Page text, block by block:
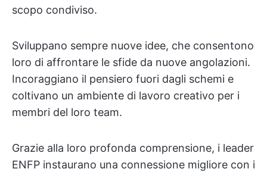
scopo condiviso.
Sviluppano sempre nuove idee, che consentono
loro di affrontare le sfide da nuove angolazioni.
Incoraggiano il pensiero fuori dagli schemi e
coltivano un ambiente di lavoro creativo per i
membri del loro team.
Grazie alla loro profonda comprensione, i leader
ENFP instaurano una connessione migliore con i